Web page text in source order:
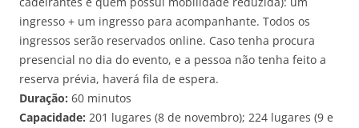
ingresso + um ingresso para acompanhante. Todos os
ingressos serão reservados online. Caso tenha procura
presencial no dia do evento, e a pessoa não tenha feito a
reserva prévia, haverá fila de espera.
Duração: 60 minutos
Capacidade: 201 lugares (8 de novembro); 224 lugares (9 e